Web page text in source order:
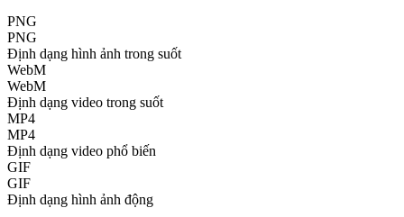
PNG
PNG
Định dạng hình ảnh trong suốt
WebM
WebM
Định dạng video trong suốt
MP4
MP4
Định dạng video phổ biến
GIF
GIF
Định dạng hình ảnh động